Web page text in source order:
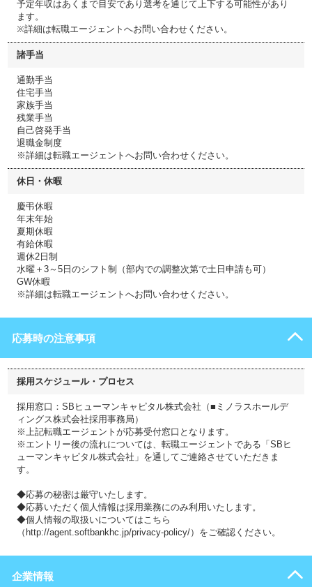
予定年収はあくまで目安であり選考を通じて上下する可能性があり
ます。
※詳細は転職エージェントへお問い合わせください。
諸手当
通勤手当
住宅手当
家族手当
残業手当
自己啓発手当
退職金制度
※詳細は転職エージェントへお問い合わせください。
休日・休暇
慶弔休暇
年末年始
夏期休暇
有給休暇
週休2日制
水曜＋3～5日のシフト制（部内での調整次第で土日申請も可）
GW休暇
※詳細は転職エージェントへお問い合わせください。
応募時の注意事項
採用スケジュール・プロセス
採用窓口：SBヒューマンキャピタル株式会社（■ミノラスホールデ
ィングス株式会社採用事務局）
※上記転職エージェントが応募受付窓口となります。
※エントリー後の流れについては、転職エージェントである「SBヒ
ューマンキャピタル株式会社」を通してご連絡させていただきま
す。
◆応募の秘密は厳守いたします。
◆応募いただく個人情報は採用業務にのみ利用いたします。
◆個人情報の取扱いについてはこちら
（http://agent.softbankhc.jp/privacy-policy/）をご確認ください。
企業情報